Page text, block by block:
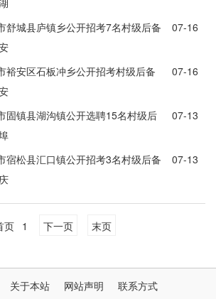
舒城县庐镇乡公开招考7名村级后备
07-16
裕安区石板冲乡公开招考村级后备
07-16
固镇县湖沟镇公开选聘15名村级后
07-13
宿松县汇口镇公开招考3名村级后备
07-13
页 1 下一页 末页
关于本站 网站声明
联系方式